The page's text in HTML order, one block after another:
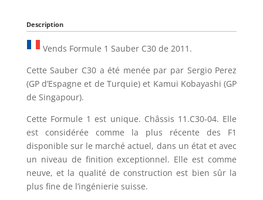
Description
Vends Formule 1 Sauber C30 de 2011.
Cette Sauber C30 a été menée par par Sergio Perez
(GP d’Espagne et de Turquie) et Kamui Kobayashi (GP
de Singapour).
Cette Formule 1 est unique. Châssis 11.C30-04. Elle
est considérée comme la plus récente des F1
disponible sur le marché actuel, dans un état et avec
un niveau de finition exceptionnel. Elle est comme
neuve, et la qualité de construction est bien sûr la
plus fine de l’ingénierie suisse.